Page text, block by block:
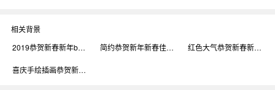
相关背景
2019恭贺新春新年banner背景
简约恭贺新年新春佳节传统节日海报背景 红色大气恭贺新春新年海报背景
喜庆手绘插画恭贺新春新年贺卡模板背景